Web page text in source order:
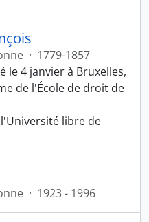
· 1779-1857
le 4 janvier à Bruxelles,
de l'École de droit de
libre de
· 1923 - 1996